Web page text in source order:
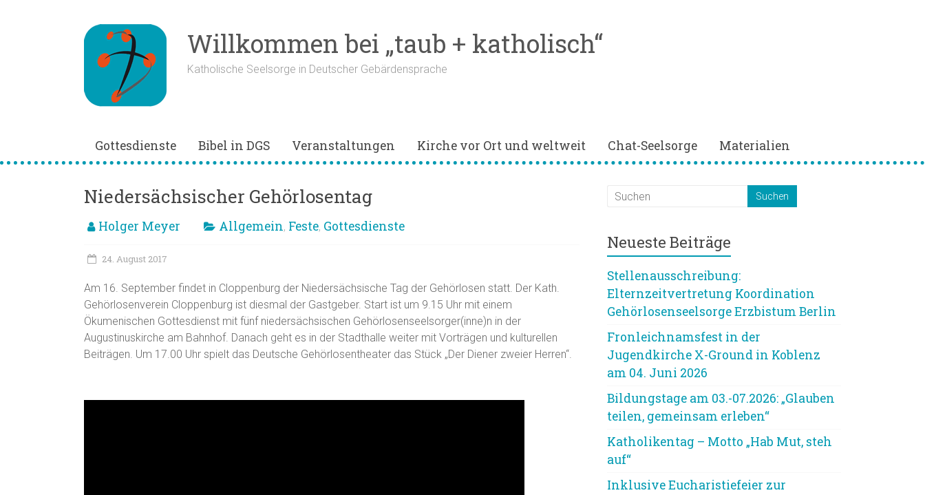
Willkommen bei „taub + katholisch“
Katholische Seelsorge in Deutscher Gebärdensprache
Gottesdienste Bibel in DGS Veranstaltungen Kirche vor Ort und weltweit Chat-Seelsorge Materialien
Niedersächsischer Gehörlosentag
Holger Meyer Allgemein, Feste, Gottesdienste
24. August 2017
Am 16. September findet in Cloppenburg der Niedersächsische Tag der Gehörlosen statt. Der Kath.
Gehörlosenverein Cloppenburg ist diesmal der Gastgeber. Start ist um 9.15 Uhr mit einem
Ökumenischen Gottesdienst mit fünf niedersächsischen Gehörlosenseelsorger(inne)n in der
Augustinuskirche am Bahnhof. Danach geht es in der Stadthalle weiter mit Vorträgen und kulturellen
Beiträgen. Um 17.00 Uhr spielt das Deutsche Gehörlosentheater das Stück „Der Diener zweier Herren“.
Neueste Beiträge
Stellenausschreibung:
Elternzeitvertretung Koordination
Gehörlosenseelsorge Erzbistum Berlin
Fronleichnamsfest in der
Jugendkirche X-Ground in Koblenz
am 04. Juni 2026
Bildungstage am 03.-07.2026: „Glauben
teilen, gemeinsam erleben“
Katholikentag – Motto „Hab Mut, steh
auf“
Inklusive Eucharistiefeier zur